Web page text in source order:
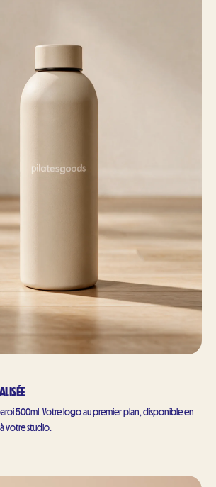
500ml. Votre logo au premier plan, disponible en
votre studio.